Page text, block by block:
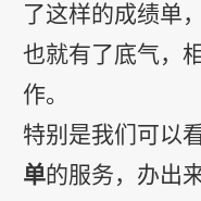
了这样的成绩单
也就有了底气，
作。
特别是我们可以
单的服务，办出